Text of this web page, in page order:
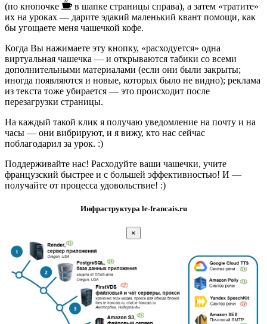
(по кнопочке
в шапке страницы справа), а затем «тратите»
их на уроках — дарите эдакий маленький квант помощи, как
бы угощаете меня чашечкой кофе.
Когда Вы нажимаете эту кнопку, «расходуется» одна
виртуальная чашечка — и открываются табики со всеми
дополнительными материалами (если они были закрыты;
иногда появляются и новые, которых было не видно); реклама
из текста тоже убирается — это происходит после
перезагрузки страницы.
На каждый такой клик я получаю уведомление на почту и на
часы — они вибрируют, и я вижу, кто нас сейчас
поблагодарил за урок. :)
Поддерживайте нас! Расходуйте ваши чашечки, учите
французский быстрее и с большей эффективностью! И —
получайте от процесса удовольствие! :)
Инфраструктура le-francais.ru
×